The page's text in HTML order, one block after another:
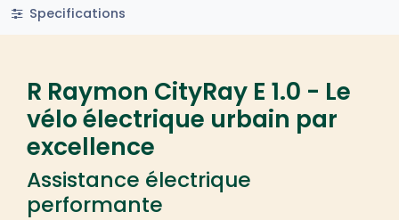
Specifications
R Raymon CityRay E 1.0 - Le
vélo électrique urbain par
excellence
Assistance électrique
performante